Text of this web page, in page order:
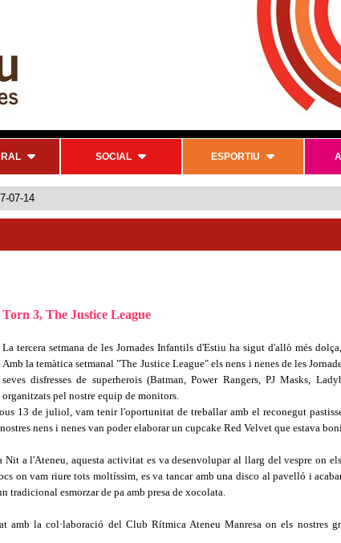
SOCIAL ESPORTIU
07-14
Torn 3, The Justice League
La tercera setmana de les Jornades Infantils d'Estiu ha sigut d'allò més
Amb la temàtica setmanal "The Justice League" els nens i nenes de les
seves disfresses de superherois (Batman,Power Rangers, PJ Masks,
organitzats pel nostre equip de monitors.
13 de juliol, vam tenir l'oportunitat de treballar amb el reconegut
nens i nenes van poder elaborar un cupcakeRed Velvetque estava
Nit a l'Ateneu, aquesta activitat es va desenvolupar al llarg del vespre on
on vam riure tots moltíssim, es va tancar amb una disco al pavelló i
tradicional esmorzar de pa amb presade xocolata.
amb la col·laboració del Club Rítmica Ateneu Manresa on els nostres